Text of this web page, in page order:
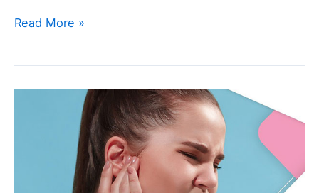
Read More »